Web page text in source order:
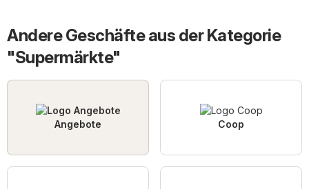
Andere Geschäfte aus der Kategorie
"Supermärkte"
Angebote Coop